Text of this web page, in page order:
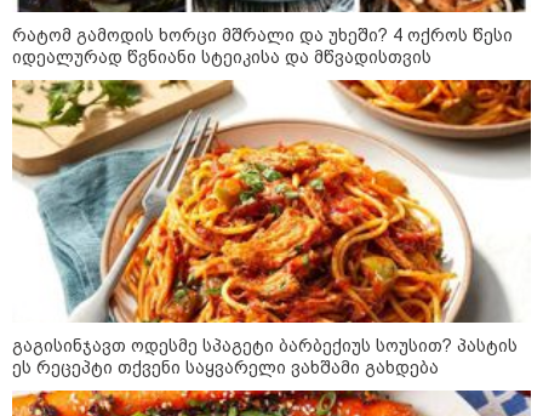
ადმინისტრაციამ “UFO”- ს
ფაილების მორიგი პაკეტი
გამოაქვეყნა
22:30 / 07-08-2026
ინტერნეტში ამაღელვებელი
კადრები ვრცელდება - როგორ
გადაარჩინა 56 წლის კაცმა
ბავშვები აბობოქრებულ ზღვაში
დახრჩობას
კატეგორიის ყველა სიახლე
რატომ გამოდის ხორცი მშრალი და უხეში? 4 ოქროს წესი
იდეალურად წვნიანი სტეიკისა და მწვადისთვის
გაგისინჯავთ ოდესმე სპაგეტი ბარბექიუს სოუსით? პასტის
ეს რეცეპტი თქვენი საყვარელი ვახშამი გახდება